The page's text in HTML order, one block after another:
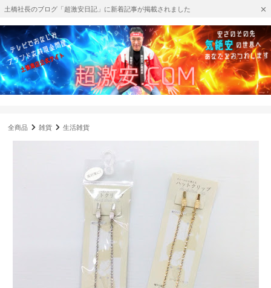
土橋社長のブログ「超激安日記」に新着記事が掲載されました
全商品 雑貨 生活雑貨